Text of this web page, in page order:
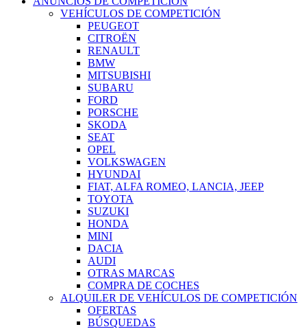
VEHÍCULOS DE COMPETICIÓN
PEUGEOT
CITROËN
RENAULT
BMW
MITSUBISHI
SUBARU
FORD
PORSCHE
SKODA
SEAT
OPEL
VOLKSWAGEN
HYUNDAI
FIAT, ALFA ROMEO, LANCIA, JEEP
TOYOTA
SUZUKI
HONDA
MINI
DACIA
AUDI
OTRAS MARCAS
COMPRA DE COCHES
ALQUILER DE VEHÍCULOS DE COMPETICIÓN
OFERTAS
BÚSQUEDAS